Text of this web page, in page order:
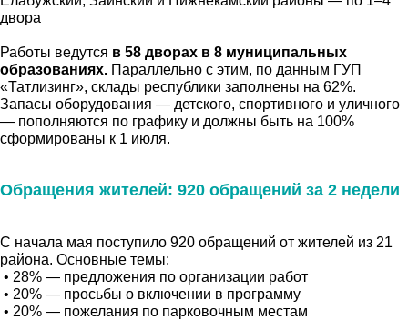
двора
Работы ведутся в 58 дворах в 8 муниципальных
образованиях. Параллельно с этим, по данным ГУП
«Татлизинг», склады республики заполнены на 62%.
Запасы оборудования — детского, спортивного и уличного
— пополняются по графику и должны быть на 100%
сформированы к 1 июля.
Обращения жителей: 920 обращений за 2 недели
С начала мая поступило 920 обращений от жителей из 21
района. Основные темы:
• 28% — предложения по организации работ
• 20% — просьбы о включении в программу
• 20% — пожелания по парковочным местам